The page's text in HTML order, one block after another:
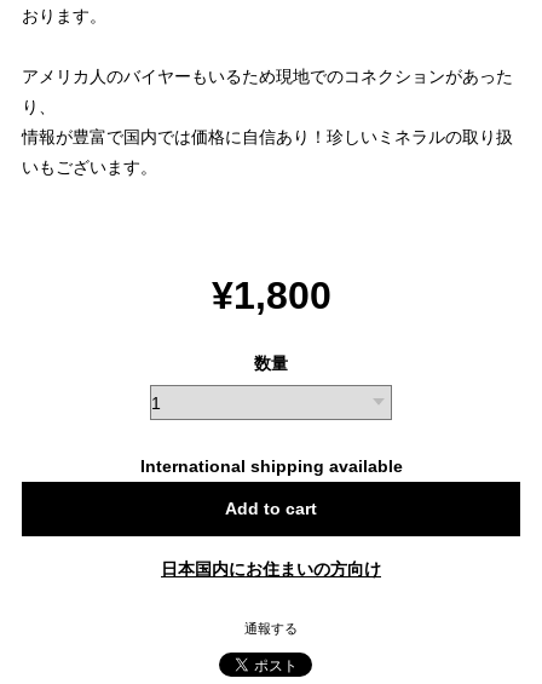
おります。
アメリカ人のバイヤーもいるため現地でのコネクションがあった
り、
情報が豊富で国内では価格に自信あり！珍しいミネラルの取り扱
いもございます。
¥1,800
数量
International shipping available
Add to cart
日本国内にお住まいの方向け
通報する